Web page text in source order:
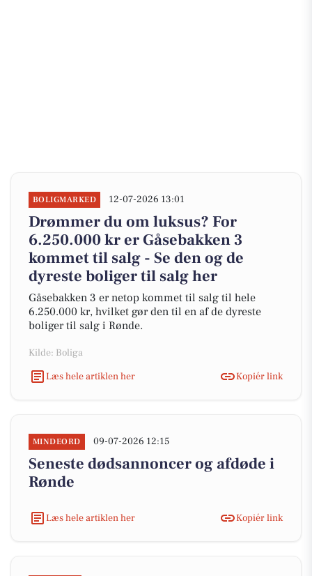
BOLIGMARKED 12-07-2026 13:01
Drømmer du om luksus? For
6.250.000 kr er Gåsebakken 3
kommet til salg - Se den og de
dyreste boliger til salg her
Gåsebakken 3 er netop kommet til salg til hele
6.250.000 kr, hvilket gør den til en af de dyreste
boliger til salg i Rønde.
Kilde: Boliga
Læs hele artiklen her
Kopiér link
MINDEORD 09-07-2026 12:15
Seneste dødsannoncer og afdøde i
Rønde
Læs hele artiklen her Kopiér link